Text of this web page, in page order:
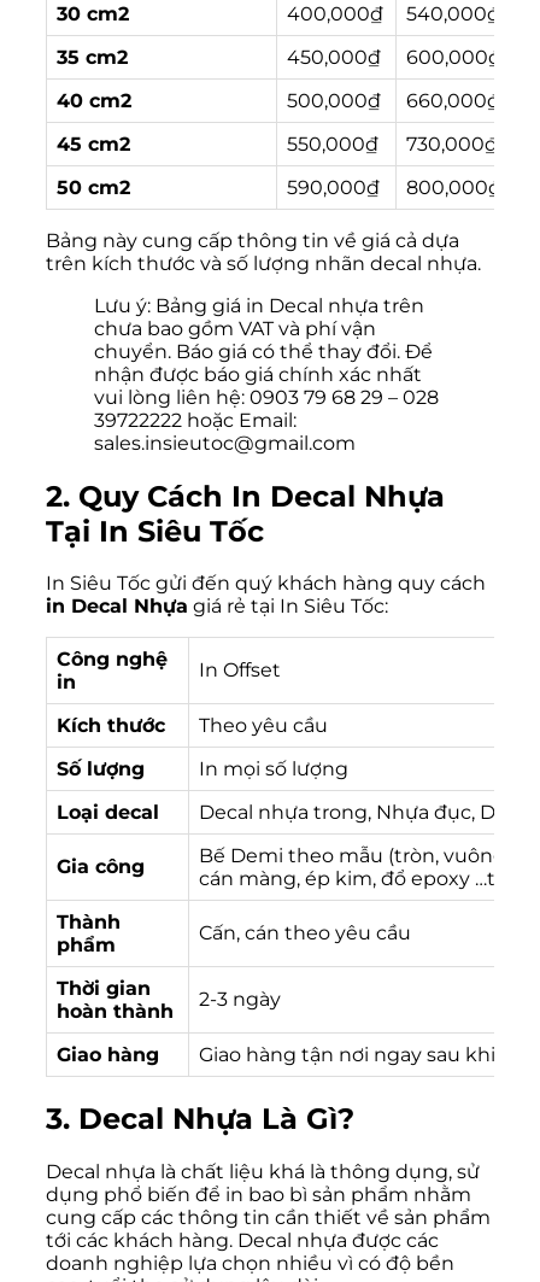
30 cm2
400,000₫ 540,000₫
35 cm2
450,000₫ 600,000₫
40 cm2
500,000₫ 660,000₫
45 cm2
550,000₫ 730,000₫
50 cm2
590,000₫ 800,000₫
Bảng này cung cấp thông tin về giá cả dựa
trên kích thước và số lượng nhãn decal nhựa.
Lưu ý: Bảng giá in Decal nhựa trên
chưa bao gồm VAT và phí vận
chuyển. Báo giá có thể thay đổi. Để
nhận được báo giá chính xác nhất
vui lòng liên hệ: 0903 79 68 29 – 028
39722222 hoặc Email:
sales.insieutoc@gmail.com
2. Quy Cách In Decal Nhựa
Tại In Siêu Tốc
In Siêu Tốc gửi đến quý khách hàng quy cách
in Decal Nhựa giá rẻ tại In Siêu Tốc:
Công nghệ
in
In Offset
Kích thước
Theo yêu cầu
Số lượng
In mọi số lượng
Loại decal
Decal nhựa trong, Nhựa đục, Decal
Gia công
Bế Demi theo mẫu (tròn, vuông,
cán màng, ép kim, đổ epoxy …theo
Thành
phẩm
Cấn, cán theo yêu cầu
Thời gian
hoàn thành
2-3 ngày
Giao hàng Giao hàng tận nơi ngay sau khi
3. Decal Nhựa Là Gì?
Decal nhựa là chất liệu khá là thông dụng, sử
dụng phổ biến để in bao bì sản phẩm nhằm
cung cấp các thông tin cần thiết về sản phẩm
tới các khách hàng. Decal nhựa được các
doanh nghiệp lựa chọn nhiều vì có độ bền